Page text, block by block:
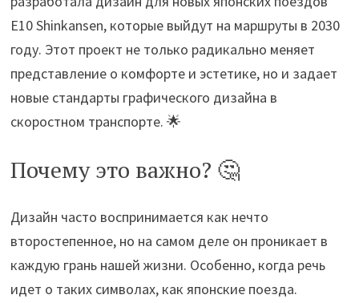
E10 Shinkansen, которые выйдут на маршруты в 2030
году. Этот проект не только радикально меняет
представление о комфорте и эстетике, но и задает
новые стандарты графического дизайна в
скоростном транспорте. 🌟
Почему это важно? 🤔
Дизайн часто воспринимается как нечто
второстепенное, но на самом деле он проникает в
каждую грань нашей жизни. Особенно, когда речь
идет о таких символах, как японские поезда.